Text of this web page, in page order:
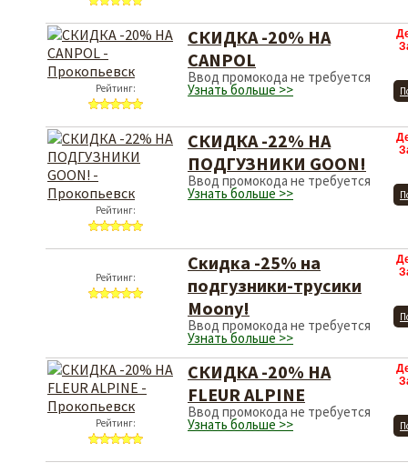
Рейтинг:
СКИДКА -20% НА
CANPOL
Ввод промокода не требуется
Узнать больше >>
Рейтинг:
СКИДКА -22% НА
ПОДГУЗНИКИ GOON!
Ввод промокода не требуется
Узнать больше >>
Рейтинг:
Скидка -25% на
подгузники-трусики
Moony!
Ввод промокода не требуется
Узнать больше >>
Рейтинг:
СКИДКА -20% НА
FLEUR ALPINE
Ввод промокода не требуется
Узнать больше >>